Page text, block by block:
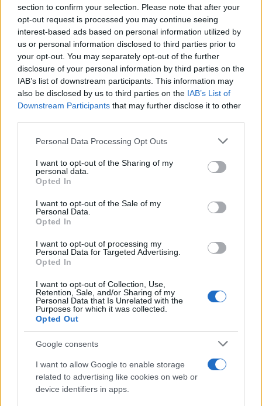
section to confirm your selection. Please note that after your
opt-out request is processed you may continue seeing
interest-based ads based on personal information utilized by
us or personal information disclosed to third parties prior to
your opt-out. You may separately opt-out of the further
disclosure of your personal information by third parties on the
IAB’s list of downstream participants. This information may
also be disclosed by us to third parties on the IAB’s List of
Downstream Participants that may further disclose it to other
Please note that this website/app uses one or more Google
not limited to your visit or usage behaviour. You may click to
grant or deny consent to Google and its third-party tags to
use your data for below specified purposes in below Google
consent section.
Personal Data Processing Opt Outs
I want to opt-out of the Sharing of my
personal data.
Opted In
I want to opt-out of the Sale of my
Personal Data.
Opted In
I want to opt-out of processing my
Personal Data for Targeted Advertising.
Opted In
I want to opt-out of Collection, Use,
Retention, Sale, and/or Sharing of my
Personal Data that Is Unrelated with the
Purposes for which it was collected.
Opted Out
Google consents
I want to allow Google to enable storage
related to advertising like cookies on web or
device identifiers in apps.
Εξίσου θετικά τοποθετήθηκε και ο επίσκοπος
Xabier Gómez García, από την περιοχή καταγωγής
του αναγνώρισε ότι ορισμένα τραγούδια, όπως το
«Dios es un stalker», είναι προκλητικά. Ωστόσο,
τόνισε ότι η τραγουδίστρια μιλά με ελευθερία και
χωρίς ταμπού για το πώς αντιλαμβάνεται τον Θεό,
γνωρίσει. Επισήμανε επίσης ότι, ακούγοντας το
άλμπουμ και κατανοώντας το πλαίσιο της